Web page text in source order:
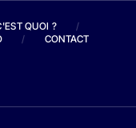
QUOI ?
/
/ CONTACT